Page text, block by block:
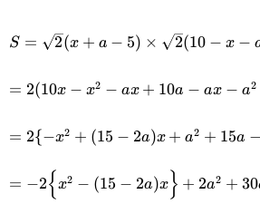
S=\sqrt{2}
5)\times\sqrt{2}
(10-x-a)
S = 2(x + a − 5) × 2(10 − x −
=2(10x-
ax-a^2-
= 2(10x − x2 − ax + 10a − ax − a2
=2\{-x^2+(15-
2a)x+a^2+15a-
= 2{−x2 + (15 − 2a)x + a2 + 15a −
=-2\Big\{x^2-(15-
= −2{ x2 − (15 − 2a)x} + 2a2 + 30